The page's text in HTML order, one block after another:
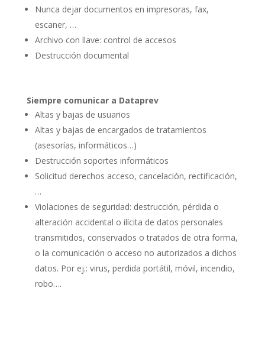
Nunca dejar documentos en impresoras, fax,
escaner, …
Archivo con llave: control de accesos
Destrucción documental
Siempre comunicar a Dataprev
Altas y bajas de usuarios
Altas y bajas de encargados de tratamientos
(asesorías, informáticos…)
Destrucción soportes informáticos
Solicitud derechos acceso, cancelación, rectificación,
…
Violaciones de seguridad: destrucción, pérdida o
alteración accidental o ilícita de datos personales
transmitidos, conservados o tratados de otra forma,
o la comunicación o acceso no autorizados a dichos
datos. Por ej.: virus, perdida portátil, móvil, incendio,
robo….